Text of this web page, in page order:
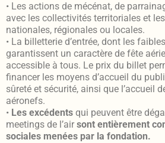
• Les actions de mécénat, de
avec les collectivités territoriales et
nationales, régionales ou locales.
• La billetterie d’entrée, dont les
garantissent un caractère de fête
accessible à tous. Le prix du billet
financer les moyens d’accueil du
sûreté et sécurité, ainsi que l’accueil
aéronefs.
• Les excédents qui peuvent être
meetings de l’air sont entièrement
sociales menées par la fondation.